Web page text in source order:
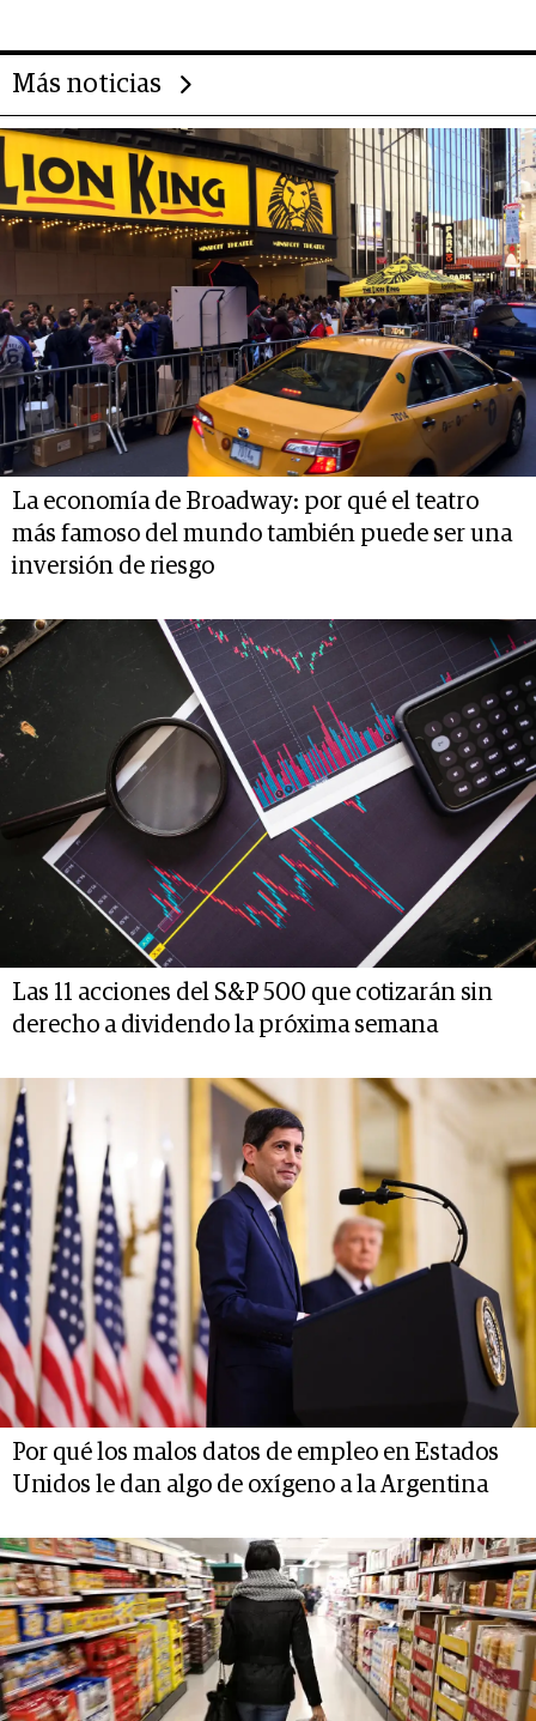
Más noticias
La economía de Broadway: por qué el teatro
más famoso del mundo también puede ser una
inversión de riesgo
Las 11 acciones del S&P 500 que cotizarán sin
derecho a dividendo la próxima semana
Por qué los malos datos de empleo en Estados
Unidos le dan algo de oxígeno a la Argentina